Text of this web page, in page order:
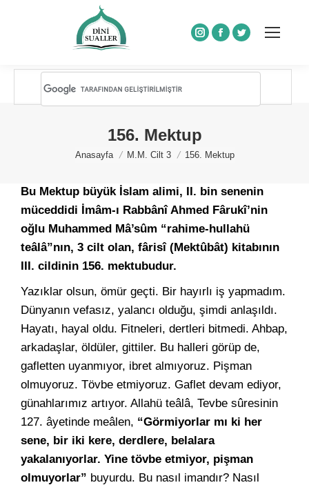
Instagram
Facebook
Twitter
156. Mektup
You are here:
Anasayfa M.M. Cilt 3 156. Mektup
Bu Mektup büyük İslam alimi, II. bin senenin
müceddidi İmâm-ı Rabbânî Ahmed Fârukî’nin
oğlu Muhammed Mâ’sûm “rahime-hullahü
teâlâ”nın, 3 cilt olan, fârisî (Mektûbât) kitabının
III. cildinin 156. mektubudur.
Yazıklar olsun, ömür geçti. Bir hayırlı iş yapmadım.
Dünyanın vefasız, yalancı olduğu, şimdi anlaşıldı.
Hayatı, hayal oldu. Fitneleri, dertleri bitmedi. Ahbap,
arkadaşlar, öldüler, gittiler. Bu halleri görüp de,
gafletten uyanmıyor, ibret almıyoruz. Pişman
olmuyoruz. Tövbe etmiyoruz. Gaflet devam ediyor,
günahlarımız artıyor. Allahü teâlâ, Tevbe sûresinin
127. âyetinde meâlen, “Görmiyorlar mı ki her
sene, bir iki kere, derdlere, belalara
yakalanıyorlar. Yine tövbe etmiyor, pişman
olmuyorlar” buyurdu. Bu nasıl imandır? Nasıl